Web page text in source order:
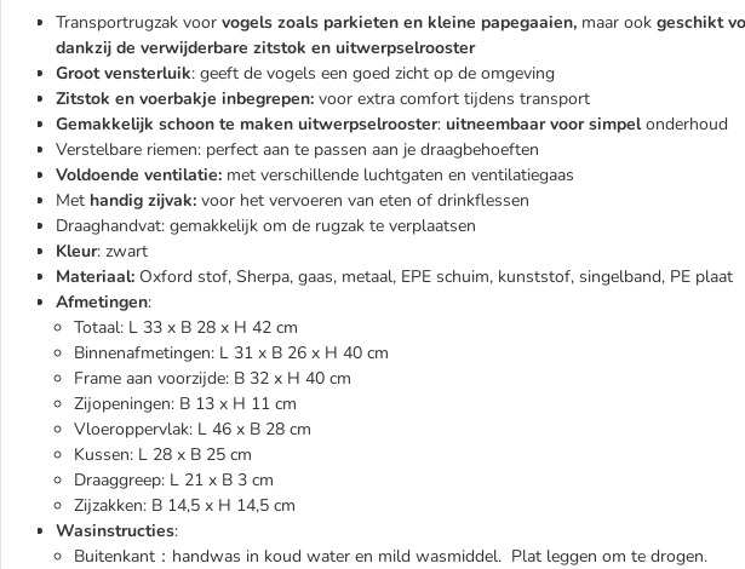
Transportrugzak voor vogels zoals parkieten en kleine papegaaien, maar ook geschikt
dankzij de verwijderbare zitstok en uitwerpselrooster
Groot vensterluik: geeft de vogels een goed zicht op de omgeving
Zitstok en voerbakje inbegrepen: voor extra comfort tijdens transport
Gemakkelijk schoon te maken uitwerpselrooster: uitneembaar voor simpelonderhoud
Verstelbare riemen: perfect aan te passen aan je draagbehoeften
Voldoende ventilatie: met verschillende luchtgaten en ventilatiegaas
Met handig zijvak: voor het vervoeren van eten of drinkflessen
Draaghandvat: gemakkelijk om de rugzak te verplaatsen
Kleur: zwart
Materiaal: Oxford stof, Sherpa, gaas, metaal, EPE schuim, kunststof, singelband, PE plaat
Afmetingen:
Totaal: L 33 x B 28 x H 42 cm
Binnenafmetingen: L 31 x B 26 x H 40 cm
Frame aan voorzijde: B 32 x H 40 cm
Zijopeningen: B 13 x H 11 cm
Vloeroppervlak: L 46 x B 28 cm
Kussen: L 28 x B 25 cm
Draaggreep: L 21 x B 3 cm
Zijzakken: B 14,5 x H 14,5 cm
Wasinstructies:
Buitenkant：handwas in koud water en mild wasmiddel. Plat leggen om te drogen.